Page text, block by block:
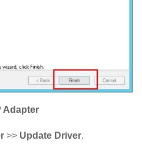
Adapter
>> Update Driver.